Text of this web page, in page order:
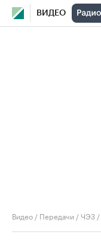
ВИДЕО
Видео / Передачи /ЧЭЗ /